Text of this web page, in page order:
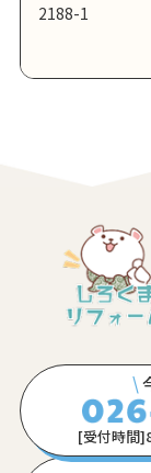
2188-1
\
[受付時間